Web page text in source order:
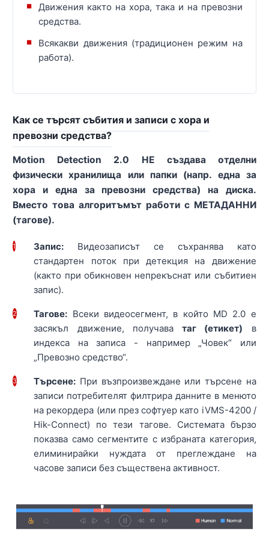
Движения както на хора, така и на превозни
средства.
Всякакви движения (традиционен режим на
работа).
Как се търсят събития и записи с хора и
превозни средства?
Motion Detection 2.0 НЕ създава отделни
физически хранилища или папки (напр. една за
хора и една за превозни средства) на диска.
Вместо това алгоритъмът работи с МЕТАДАННИ
(тагове).
1 Запис: Видеозаписът се съхранява като
стандартен поток при детекция на движение
(както при обикновен непрекъснат или събитиен
запис).
2 Тагове: Всеки видеосегмент, в който MD 2.0 е
засякъл движение, получаватаг (етикет) в
индекса на записа - например „Човек“ или
„Превозно средство“.
3 Търсене: При възпроизвеждане или търсене на
записи потребителят филтрира данните в менюто
на рекордера (или през софтуер като iVMS-4200 /
Hik-Connect) по тези тагове. Системата бързо
показва само сегментите с избраната категория,
елиминирайки нуждата от преглеждане на
часове записи без съществена активност.